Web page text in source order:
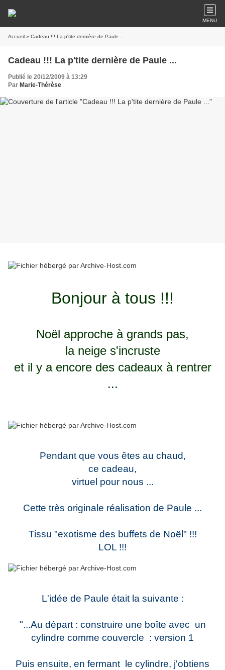
MENU
Accueil » Cadeau !!! La p'tite dernière de Paule ...
Cadeau !!! La p'tite dernière de Paule ...
Publié le 20/12/2009 à 13:29
Par Marie-Thérèse
Bonjour à tous !!!
Noël approche à grands pas,
la neige s'incruste
et il y a encore des cadeaux à rentrer
...
Pendant que vous êtes au chaud,
ce cadeau,
virtuel pour nous ...
Cette très originale réalisation de Paule ...
Tissu "exotisme des buffets de Noël" !!!
LOL !!!
L'idée de Paule était la suivante :
"...Au départ : construire une boîte avec un
cylindre comme couvercle : version 1
Puis ensuite, en fermant le cylindre, j'obtiens